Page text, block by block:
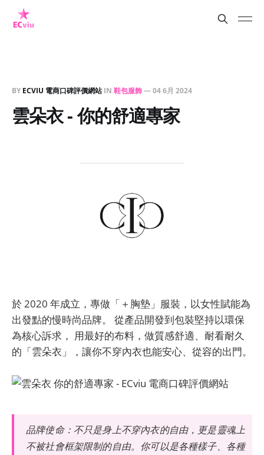
BY ECVIU 電商口碑評價網站IN 鞋包服飾—04 6月 2024
雲朵衣 - 你的舒適專家
於 2020 年成立，專做「＋胸墊」服裝，以女性賦能為
出發點的慢時尚品牌。 從產品開發到包裝堅持以環保
為核心訴求， 用最好的布料，做質感舒適、耐看耐久
的「雲朵衣」，讓你不穿內衣也能安心、從容的出門。
品牌使命：不只是身上不穿內衣的自由，更是靈魂上
不被社會框架限制的自由。你可以是各種樣子、各種